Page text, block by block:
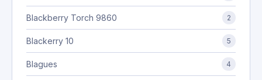
Blackberry Torch 9860 2
Blackerry 10 5
Blagues 4